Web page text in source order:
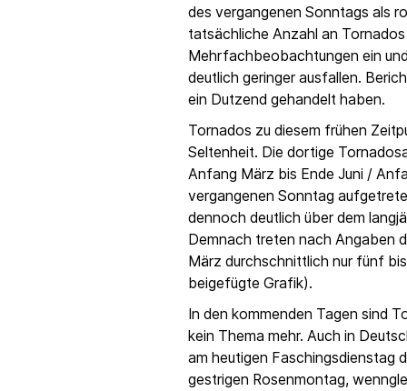
des vergangenen Sonntags als
tatsächliche Anzahl an
Mehrfachbeobachtungen ein
deutlich geringer ausfallen.
ein Dutzend gehandelt haben.
Tornados zu diesem frühen
Seltenheit. Die dortige
Anfang März bis Ende Juni /
vergangenen Sonntag
dennoch deutlich über dem
Demnach treten nach Angaben
März durchschnittlich nur fünf
beigefügte Grafik).
In den kommenden Tagen sind
kein Thema mehr. Auch in
am heutigen Faschingsdienstag
gestrigen Rosenmontag,